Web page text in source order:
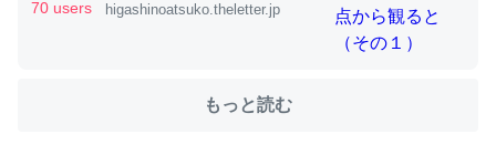
ジになったり努力してるし。
─ニュース :: 【研究発表】昆虫学の大問題＝「昆虫はなぜ海にいな
70 users higashinoatsuko.theletter.jp
もっと読む